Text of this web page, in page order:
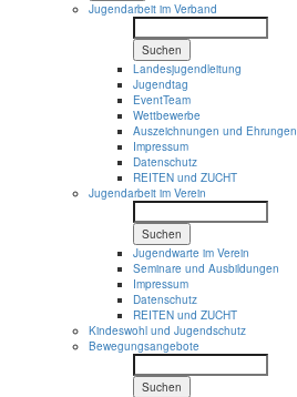
Jugendarbeit im Verband
Suchen
Landesjugendleitung
Jugendtag
EventTeam
Wettbewerbe
Auszeichnungen und Ehrungen
Impressum
Datenschutz
REITEN und ZUCHT
Jugendarbeit im Verein
Suchen
Jugendwarte im Verein
Seminare und Ausbildungen
Impressum
Datenschutz
REITEN und ZUCHT
Kindeswohl und Jugendschutz
Bewegungsangebote
Suchen